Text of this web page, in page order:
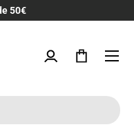
30 días
Iniciar sesión
Bolsa
Menú